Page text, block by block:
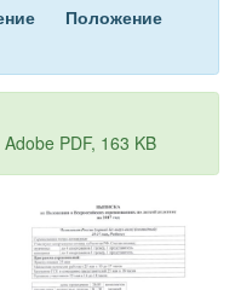
Положение
Adobe PDF, 163 KB